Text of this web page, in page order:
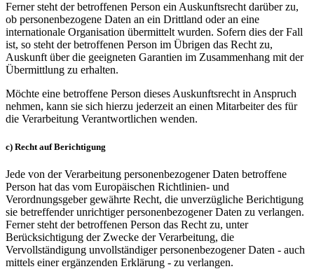
Ferner steht der betroffenen Person ein Auskunftsrecht darüber zu,
ob personenbezogene Daten an ein Drittland oder an eine
internationale Organisation übermittelt wurden. Sofern dies der Fall
ist, so steht der betroffenen Person im Übrigen das Recht zu,
Auskunft über die geeigneten Garantien im Zusammenhang mit der
Übermittlung zu erhalten.
Möchte eine betroffene Person dieses Auskunftsrecht in Anspruch
nehmen, kann sie sich hierzu jederzeit an einen Mitarbeiter des für
die Verarbeitung Verantwortlichen wenden.
c) Recht auf Berichtigung
Jede von der Verarbeitung personenbezogener Daten betroffene
Person hat das vom Europäischen Richtlinien- und
Verordnungsgeber gewährte Recht, die unverzügliche Berichtigung
sie betreffender unrichtiger personenbezogener Daten zu verlangen.
Ferner steht der betroffenen Person das Recht zu, unter
Berücksichtigung der Zwecke der Verarbeitung, die
Vervollständigung unvollständiger personenbezogener Daten - auch
mittels einer ergänzenden Erklärung - zu verlangen.